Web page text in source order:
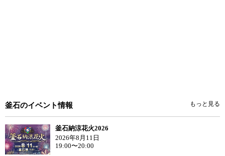
釜石のイベント情報 もっと見る
釜石納涼花火2026
2026年8月11日
19:00〜20:00